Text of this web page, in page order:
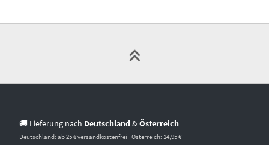
🚚 Lieferung nach Deutschland &Österreich
Deutschland: ab 25 € versandkostenfrei · Österreich: 14,95 €